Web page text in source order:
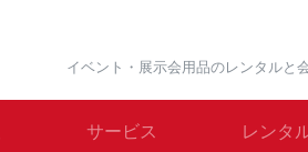
イベント・展示会用品のレンタルと
サービス レンタ